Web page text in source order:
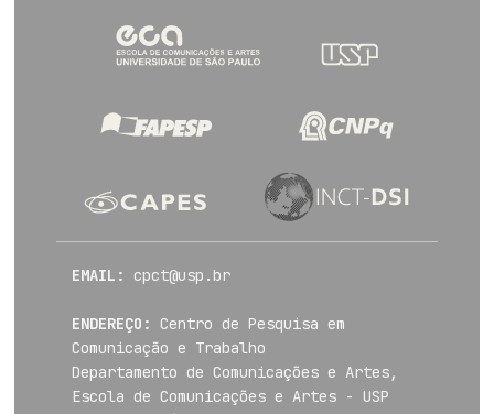
EMAIL: cpct@usp.br
ENDEREÇO:
Centro de Pesquisa em
Comunicação e Trabalho
Departamento de Comunicações e Artes,
Escola de Comunicações e Artes - USP